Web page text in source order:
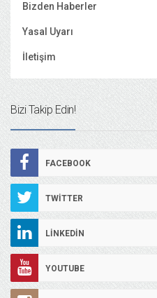
Bizden Haberler
Yasal Uyarı
İletişim
Bizi Takip Edin!
FACEBOOK
TWITTER
LINKEDIN
YOUTUBE